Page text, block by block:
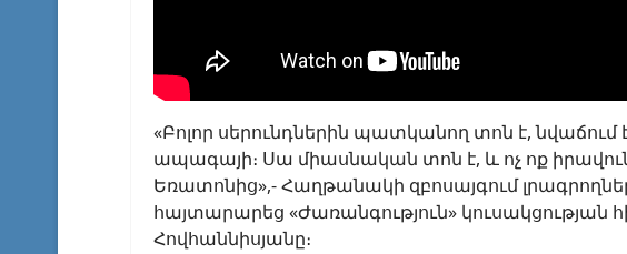
«Բոլոր սերունդներին պատկանող տոն է, նվաճում
ապագայի։ Սա միասնական տոն է, և ոչ ոք
Եռատոնից»,- Հաղթանակի զբոսայգում
հայտարարեց «Ժառանգություն» կուսակցության
Հովհաննիսյանը։